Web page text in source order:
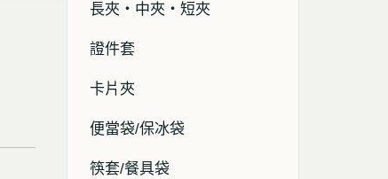
長夾・中夾・短夾
證件套
卡片夾
便當袋/保冰袋
筷套/餐具袋